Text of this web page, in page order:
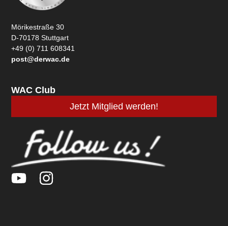
Mörikestraße 30
D-70178 Stuttgart
+49 (0) 711 608341
post@derwac.de
WAC Club
Jetzt Mitglied werden!
Y
I